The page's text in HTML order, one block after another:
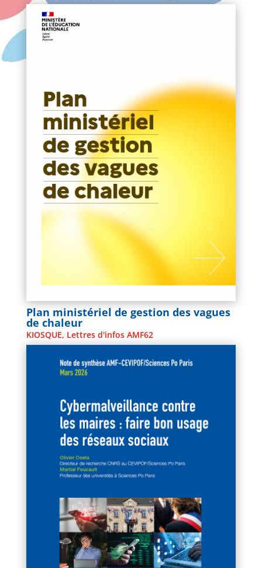
Plan ministériel de gestion des vagues
de chaleur
KIOSQUE, Lettres d'infos AMF62